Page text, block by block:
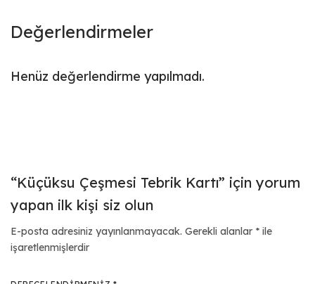
Değerlendirmeler
Henüz değerlendirme yapılmadı.
“Küçüksu Çeşmesi Tebrik Kartı” için yorum
yapan ilk kişi siz olun
E-posta adresiniz yayınlanmayacak. Gerekli alanlar * ile
işaretlenmişlerdir